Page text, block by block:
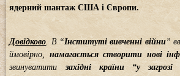
ядерний шантаж США і Європи.
Довідково . В “Інституті вивченні війни”
ймовірно, намагається створити нові
звинуватити західні країни “у загрозі